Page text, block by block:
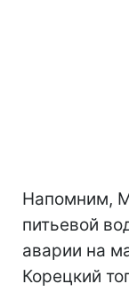
Напомним,
питьевой
аварии на
Корецкий